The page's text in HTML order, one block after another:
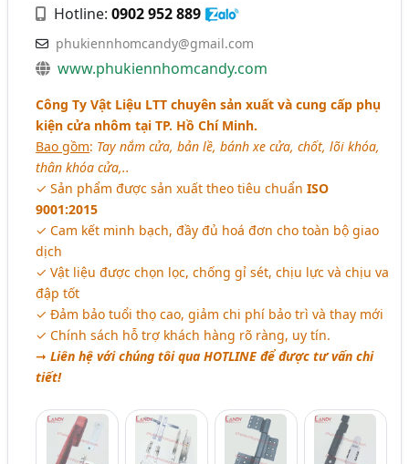
Hotline:0902 952 889
phukiennhomcandy@gmail.com
www.phukiennhomcandy.com
Công Ty Vật Liệu LTT chuyên sản xuất và cung cấp phụ
kiện cửa nhôm tại TP. Hồ Chí Minh.
Bao gồm: Tay nắm cửa, bản lề, bánh xe cửa, chốt, lõi khóa,
thân khóa cửa,..
✓ Sản phẩm được sản xuất theo tiêu chuẩnISO
9001:2015
✓ Cam kết minh bạch, đầy đủ hoá đơn cho toàn bộ giao
dịch
✓ Vật liệu được chọn lọc, chống gỉ sét, chịu lực và chịu va
đập tốt
✓ Đảm bảo tuổi thọ cao, giảm chi phí bảo trì và thay mới
✓ Chính sách hỗ trợ khách hàng rõ ràng, uy tín.
➞Liên hệ với chúng tôi qua HOTLINE để được tư vấn chi
tiết!